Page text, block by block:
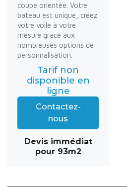
coupe orientée. Votre
bateau est unique, créez
votre voile à votre
mesure grace aux
nombreuses options de
personnalisation.
Tarif non
disponible en
ligne
Contactez-
nous
Devis immédiat
pour 93m2